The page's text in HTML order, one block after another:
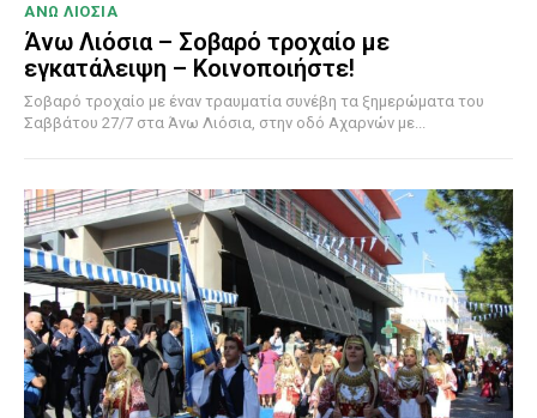
ΑΝΩ ΛΙΟΣΙΑ
Άνω Λιόσια – Σοβαρό τροχαίο με
εγκατάλειψη – Κοινοποιήστε!
Σοβαρό τροχαίο με έναν τραυματία συνέβη τα ξημερώματα του
Σαββάτου 27/7 στα Άνω Λιόσια, στην οδό Αχαρνών με...